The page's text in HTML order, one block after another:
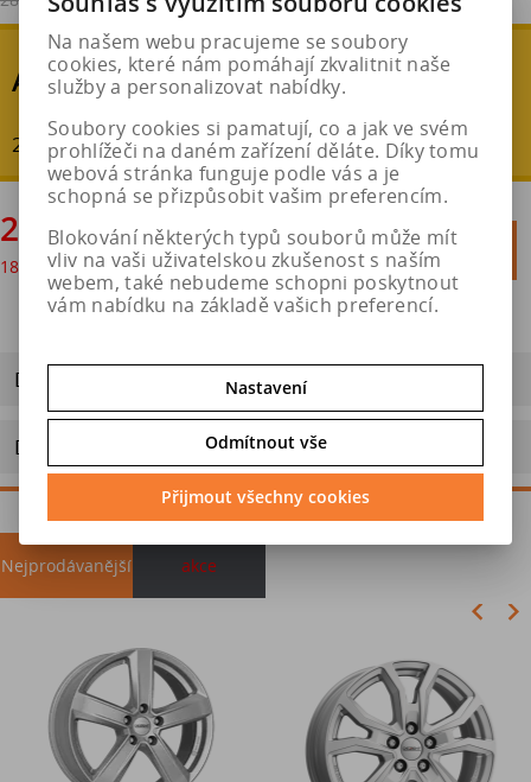
AKČNÍ SLEVA
20 % - ušetříte : 5 644 Kč
22 579 Kč
18 660 Kč bez DPH


Do košíku
Dotaz na výrobek
Doporučit výrobek
Nejprodávanější akce
Na našem webu pracujeme se soubory
cookies, které nám pomáhají zkvalitnit naše
služby a personalizovat nabídky.
Soubory cookies si pamatují, co a jak ve svém
prohlížeči na daném zařízení děláte. Díky tomu
webová stránka funguje podle vás a je
schopná se přizpůsobit vašim preferencím.
Blokování některých typů souborů může mít
vliv na vaši uživatelskou zkušenost s naším
webem, také nebudeme schopni poskytnout
vám nabídku na základě vašich preferencí.
Nastavení
Odmítnout vše
Přijmout všechny cookies